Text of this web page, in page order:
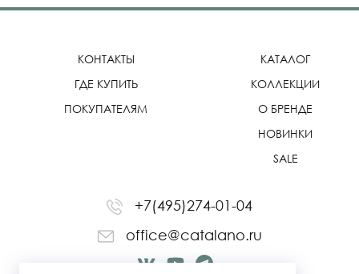
КОНТАКТЫ
ГДЕ КУПИТЬ
ПОКУПАТЕЛЯМ
КАТАЛОГ
КОЛЛЕКЦИИ
О БРЕНДЕ
НОВИНКИ
SALE
+7(495)274-01-04
office@catalano.ru